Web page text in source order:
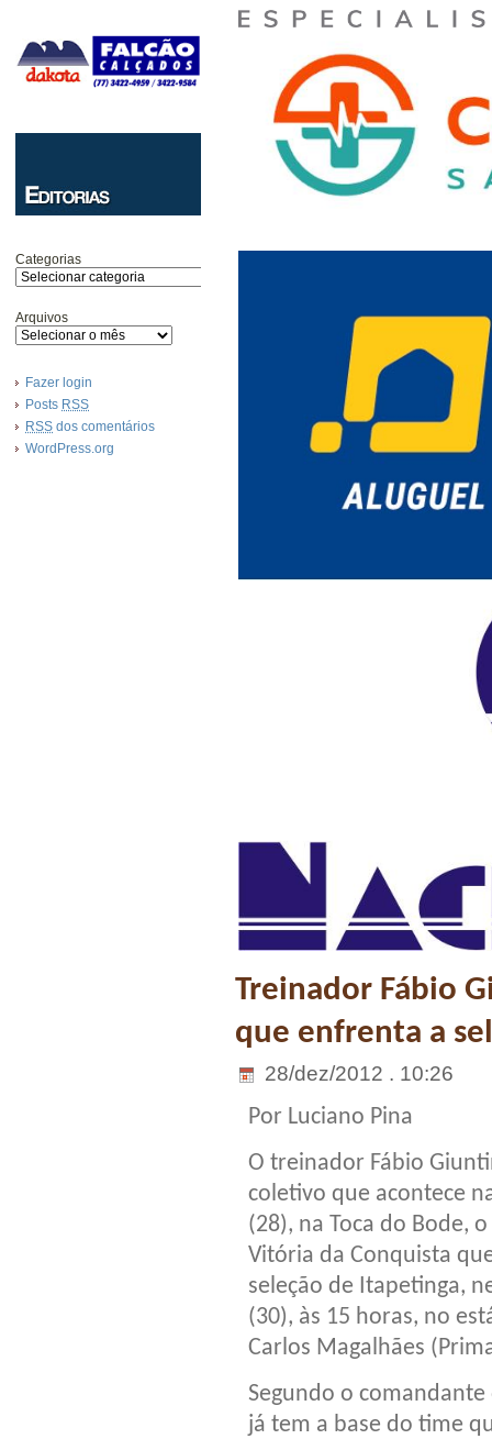
Categorias
Arquivos
Fazer login
Posts RSS
RSS dos comentários
WordPress.org
Treinador Fábio
que enfrenta a
28/dez/2012 . 10:26
Por Luciano Pina
O treinador Fábio
coletivo que acontece
(28), na Toca do Bode,
Vitória da Conquista
seleção de Itapetinga,
(30), às 15 horas, no
Carlos Magalhães
Segundo o comandante
já tem a base do time